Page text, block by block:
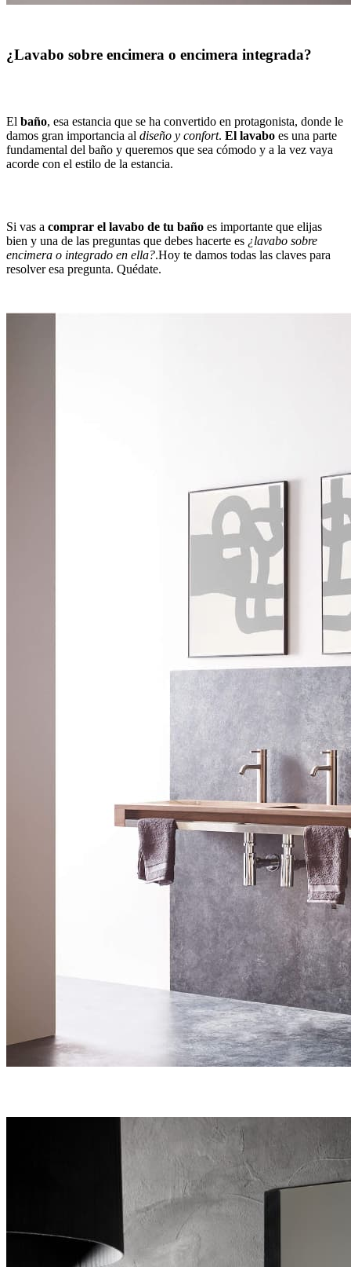
¿Lavabo sobre encimera o encimera integrada?
El baño, esa estancia que se ha convertido en protagonista, donde le
damos gran importancia al diseño y confort. El lavabo es una parte
fundamental del baño y queremos que sea cómodo y a la vez vaya
acorde con el estilo de la estancia.
Si vas a comprar el lavabo de tu baño es importante que elijas
bien y una de las preguntas que debes hacerte es ¿lavabo sobre
encimera o integrado en ella?.Hoy te damos todas las claves para
resolver esa pregunta. Quédate.